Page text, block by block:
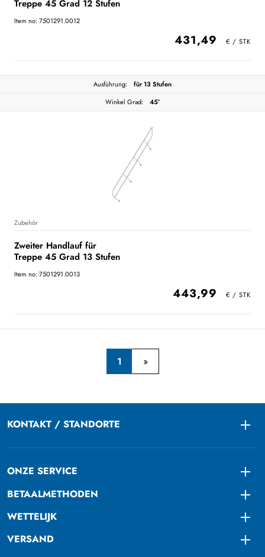
Treppe 45 Grad 12 Stufen
Item no: 7501291.0012
431,49
Ausführung:
für 13 Stufen
Winkel Grad:
45°
Zubehör
Zweiter Handlauf für
Treppe 45 Grad 13 Stufen
Item no: 7501291.0013
443,99
1
KONTAKT / STANDORTE
ONZE SERVICE
BETAALMETHODEN
WETTELIJK
VERSAND